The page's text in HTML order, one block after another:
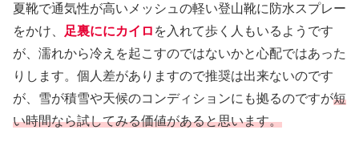
夏靴で通気性が高いメッシュの軽い登山靴に防水スプレー
をかけ、
足裏ににカイロ を入れて歩く人もいるようです
が、濡れから冷えを起こすのではないかと心配ではあった
りします。個人差がありますので推奨は出来ないのです
が、雪が積雪や天候のコンディションにも拠るのですが短
い時間なら試してみる価値があると思います。